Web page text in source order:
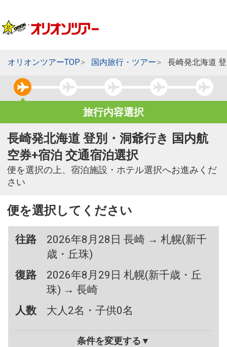
オリオンツアーTOP 国内旅行・ツアー 長崎発北海道
旅行内容選択
長崎発北海道 登別・洞爺行き 国内航
空券+宿泊 交通宿泊選択
便を選択の上、宿泊施設・ホテル選択へお進みくだ
さい
便を選択してください
往路
2026年8月28日 長崎 → 札幌(新千
歳・丘珠)
復路
2026年8月29日 札幌(新千歳・丘
珠) → 長崎
人数
大人2名・子供0名
条件を変更する▼